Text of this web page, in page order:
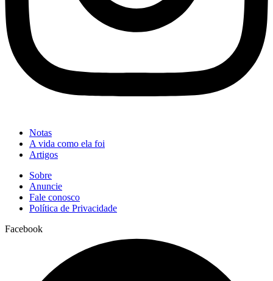
Notas
A vida como ela foi
Artigos
Sobre
Anuncie
Fale conosco
Política de Privacidade
Facebook